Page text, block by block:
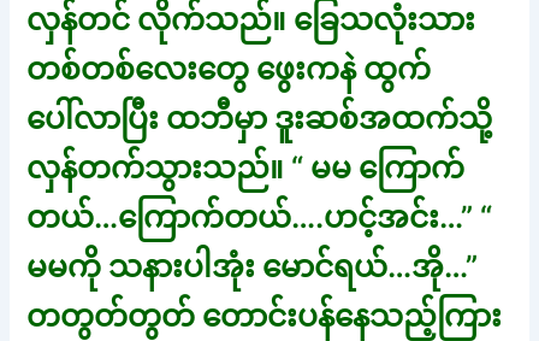
လှန်တင် လိုက်သည်။ ခြေသလုံးသား
တစ်တစ်လေးတွေ ဖွေးကနဲ ထွက်
ပေါ်လာပြီး ထဘီမှာ ဒူးဆစ်အထက်သို့
လှန်တက်သွားသည်။ “ မမ ကြောက်
တယ်…ကြောက်တယ်….ဟင့်အင်း…” “
မမကို သနားပါအုံး မောင်ရယ်…အို…”
တတွတ်တွတ် တောင်းပန်နေသည့်ကြား